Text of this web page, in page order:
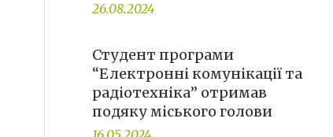
26.08.2024
Студент програми
“Електронні комунікації та
радіотехніка” отримав
подяку міського голови